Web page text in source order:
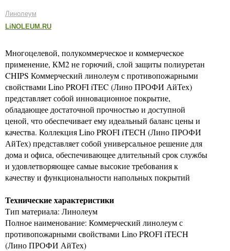
Линолеум
LiNOLEUM.RU
Многоцелевой, полукоммерческое и коммерческое
применение, КМ2 не горючий, слой защиты полиуретан
CHIPS Коммерческий линолеум с противопожарными
свойствами Lino PROFI iTEC (Лино ПРОФИ АйТех)
представляет собой инновационное покрытие,
обладающее достаточной прочностью и доступной
ценой, что обеспечивает ему идеальный баланс цены и
качества. Коллекция Lino PROFI iTECH (Лино ПРОФИ
АйТех) представляет собой универсальное решение для
дома и офиса, обеспечивающее длительный срок службы
и удовлетворяющее самые высокие требования к
качеству и функциональности напольных покрытий
Технические характеристики
Тип материала: Линолеум
Полное наименование: Коммерческий линолеум с
противопожарными свойствами Lino PROFI iTECH
(Лино ПРОФИ АйТех)